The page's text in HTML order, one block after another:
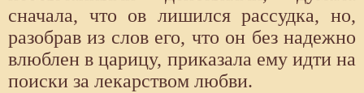
сначала, что ов лишился рассудка, но,
разобрав из слов его, что он без надежно
влюблен в царицу, приказала ему идти на
поиски за лекарством любви.